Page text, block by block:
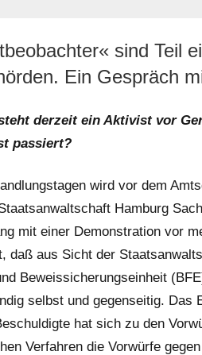
sind Teil
Ein Gespräch
derzeit ein Aktivist vor
passiert?
wird vor dem
Hamburg
mit einer Demonstration vor
daß aus Sicht der
Beweissicherungseinheit
selbst und gegenseitig. Das
hat sich zu den
Verfahren die Vorwürfe